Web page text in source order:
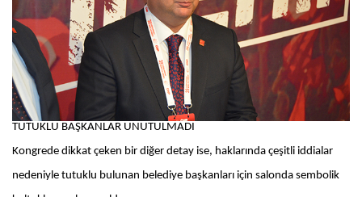
TUTUKLU BAŞKANLAR UNUTULMADI
Kongrede dikkat çeken bir diğer detay ise, haklarında çeşitli iddialar
nedeniyle tutuklu bulunan belediye başkanları için salonda sembolik